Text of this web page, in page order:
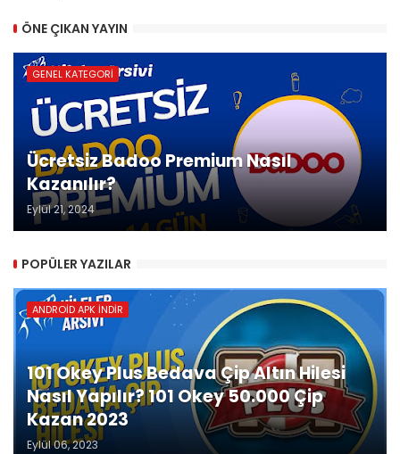
ÖNE ÇIKAN YAYIN
GENEL KATEGORI
Ücretsiz Badoo Premium Nasıl
Kazanılır?
Eylül 21, 2024
POPÜLER YAZILAR
ANDROID APK İNDIR
101 Okey Plus Bedava Çip Altın Hilesi
Nasıl Yapılır? 101 Okey 50.000 Çip
Kazan 2023
Eylül 06, 2023